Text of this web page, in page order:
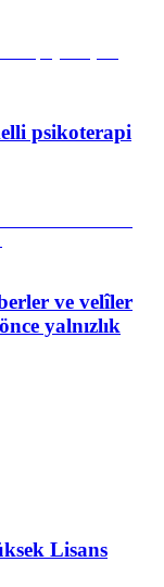
psikoterapi
ve velîler
yalnızlık
Lisans